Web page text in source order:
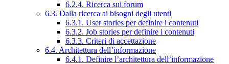
6.2.4. Ricerca sui forum
6.3. Dalla ricerca ai bisogni degli utenti
6.3.1. User stories per definire i contenuti
6.3.2. Job stories per definire i contenuti
6.3.3. Criteri di accettazione
6.4. Architettura dell’informazione
6.4.1. Definire l’architettura dell’informazione